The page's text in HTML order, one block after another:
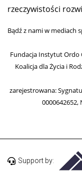
rzeczywistości
Bądź z nami w mediach
Fundacja Instytut Ordo
Koalicja dla Życia i
zarejestrowana:
0000642652,
Support by: